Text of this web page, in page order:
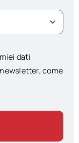
dati
come